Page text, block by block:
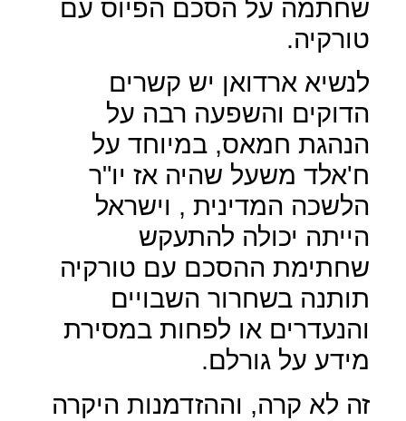
שחתמה על הסכם הפיוס עם
טורקיה.
לנשיא ארדואן יש קשרים
הדוקים והשפעה רבה על
הנהגת חמאס, במיוחד על
ח'אלד משעל שהיה אז יו"ר
הלשכה המדינית , וישראל
הייתה יכולה להתעקש
שחתימת ההסכם עם טורקיה
תותנה בשחרור השבויים
והנעדרים או לפחות במסירת
מידע על גורלם.
זה לא קרה, וההזדמנות היקרה